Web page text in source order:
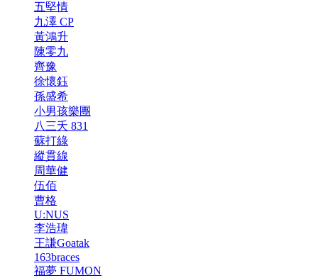
五堅情
九澤 CP
黃鴻升
陳零九
齊豫
徐懷鈺
孫盛希
小男孩樂團
八三夭 831
蘇打綠
縱貫線
周華健
伍佰
曹格
U:NUS
李浩瑋
王謙Goatak
163braces
福夢 FUMON